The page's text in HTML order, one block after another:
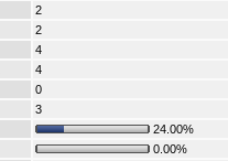
2
2
4
4
0
3
24.00%
0.00%